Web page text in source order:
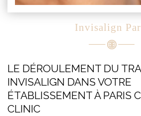
Invisalign
LE DÉROULEMENT DU
INVISALIGN DANS VOTRE
ÉTABLISSEMENT À PARIS
CLINIC